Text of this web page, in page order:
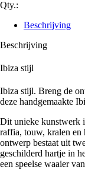
Qty.:
Beschrijving
Beschrijving
Ibiza stijl
Ibiza stijl. Breng de
deze handgemaakte
Dit unieke kunstwerk
raffia, touw, kralen en
ontwerp bestaat uit
geschilderd hartje in
een speelse waaier